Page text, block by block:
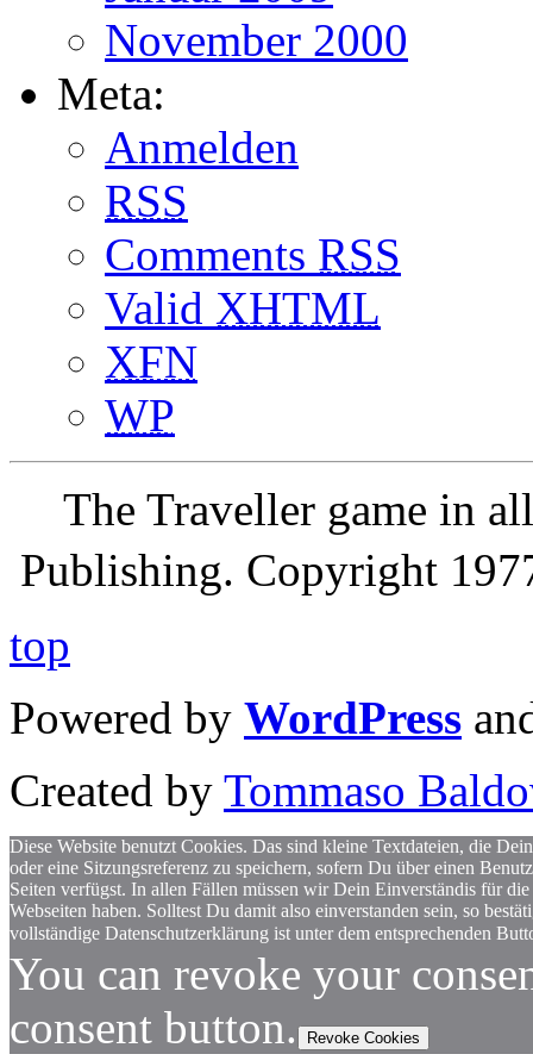
November 2000
Meta:
Anmelden
RSS
Comments RSS
Valid XHTML
XFN
WP
The Traveller game in
Publishing. Copyright
top
Powered by WordPress
Created by Tommaso
Diese Website benutzt Cookies. Das sind kleine Textdateien, die
oder eine Sitzungsreferenz zu speichern, sofern Du über einen
Seiten verfügst. In allen Fällen müssen wir Dein Einverständis für
Webseiten haben. Solltest Du damit also einverstanden sein, so
vollständige Datenschutzerklärung ist unter dem entsprechenden
You can revoke your
consent button.
Revoke Cookies